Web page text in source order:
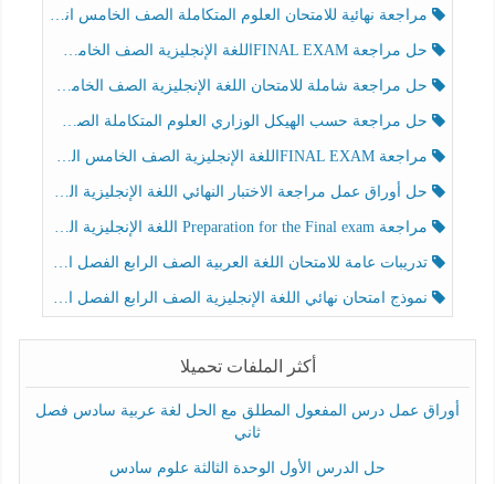
مراجعة نهائية للامتحان العلوم المتكاملة الصف الخامس انسبير الفصل الثالث
حل مراجعة FINAL EXAMاللغة الإنجليزية الصف الخامس الفصل الثالث
حل مراجعة شاملة للامتحان اللغة الإنجليزية الصف الخامس الفصل الثالث
حل مراجعة حسب الهيكل الوزاري العلوم المتكاملة الصف الخامس عام الفصل الثالث
مراجعة FINAL EXAMاللغة الإنجليزية الصف الخامس الفصل الثالث
حل أوراق عمل مراجعة الاختبار النهائي اللغة الإنجليزية الصف الرابع الفصل الثالث
مراجعة Preparation for the Final exam اللغة الإنجليزية الصف الرابع الفصل الثالث
تدريبات عامة للامتحان اللغة العربية الصف الرابع الفصل الثالث
نموذج امتحان نهائي اللغة الإنجليزية الصف الرابع الفصل الثالث
أكثر الملفات تحميلا
أوراق عمل درس المفعول المطلق مع الحل لغة عربية سادس فصل
ثاني
حل الدرس الأول الوحدة الثالثة علوم سادس